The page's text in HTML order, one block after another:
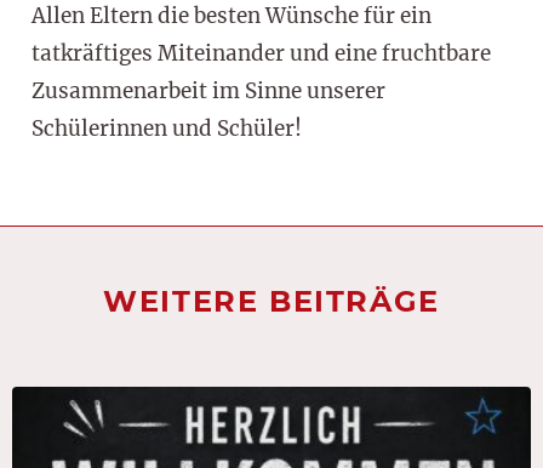
Allen Eltern die besten Wünsche für ein
tatkräftiges Miteinander und eine fruchtbare
Zusammenarbeit im Sinne unserer
Schülerinnen und Schüler!
WEITERE BEITRÄGE